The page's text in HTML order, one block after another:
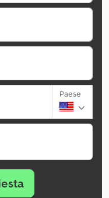
Paese